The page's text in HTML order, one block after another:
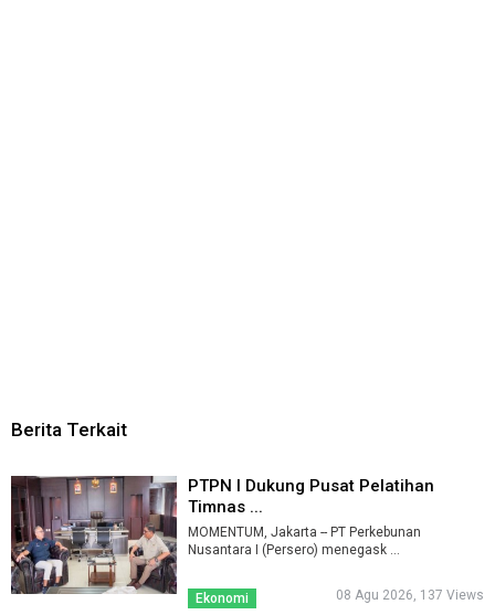
Berita Terkait
PTPN I Dukung Pusat Pelatihan
Timnas ...
MOMENTUM, Jakarta -- PT Perkebunan
Nusantara I (Persero) menegask ...
Ekonomi 08 Agu 2026, 137 Views